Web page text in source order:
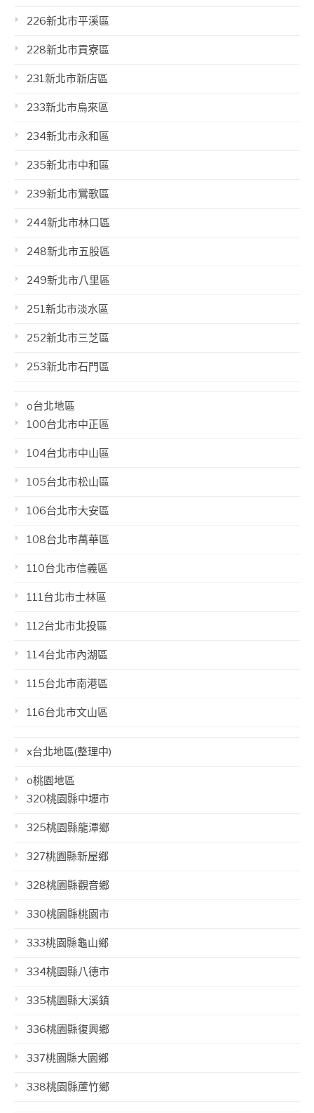
226新北市平溪區
228新北市貢寮區
231新北市新店區
233新北市烏來區
234新北市永和區
235新北市中和區
239新北市鶯歌區
244新北市林口區
248新北市五股區
249新北市八里區
251新北市淡水區
252新北市三芝區
253新北市石門區
o台北地區
100台北市中正區
104台北市中山區
105台北市松山區
106台北市大安區
108台北市萬華區
110台北市信義區
111台北市士林區
112台北市北投區
114台北市內湖區
115台北市南港區
116台北市文山區
x台北地區(整理中)
o桃園地區
320桃園縣中壢市
325桃園縣龍潭鄉
327桃園縣新屋鄉
328桃園縣觀音鄉
330桃園縣桃園市
333桃園縣龜山鄉
334桃園縣八德市
335桃園縣大溪鎮
336桃園縣復興鄉
337桃園縣大園鄉
338桃園縣蘆竹鄉